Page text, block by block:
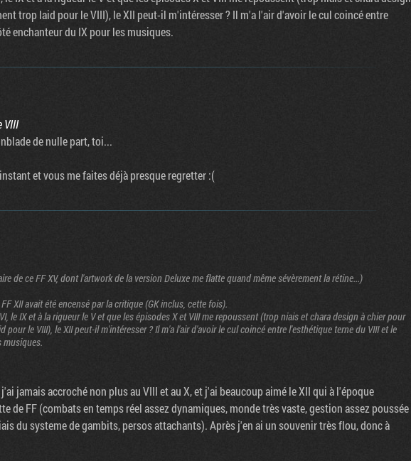
trop laid pour le VIII), le XII peut-il m'intéresser ? Il m'a l'air d'avoir le cul coincé entre
enchanteur du IX pour les musiques.
VIII
de nulle part, toi...
et vous me faites déjà presque regretter :(
de ce FF XV, dont l'artwork de la version Deluxe me flatte quand même sévèrement la rétine...)
XII avait été encensé par la critique (GK inclus, cette fois).
le IX et à la rigueur le V et que les épisodes X et VIII me repoussent (trop niais et chara design à chier pour
pour le VIII), le XII peut-il m'intéresser ? Il m'a l'air d'avoir le cul coincé entre l'esthétique terne du VIII et le
musiques.
jamais accroché non plus au VIII et au X, et j'ai beaucoup aimé le XII qui à l'époque
de FF (combats en temps réel assez dynamiques, monde très vaste, gestion assez poussée
du systeme de gambits, persos attachants). Après j'en ai un souvenir très flou, donc à